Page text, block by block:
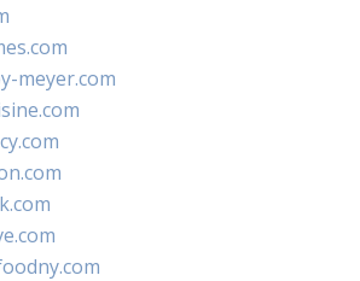
meyer.com